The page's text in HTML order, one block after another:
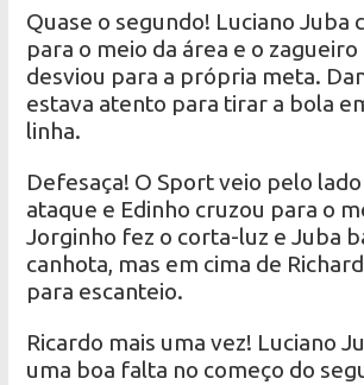
Quase o segundo! Luciano Juba
para o meio da área e o
desviou para a própria meta.
estava atento para tirar a bola
linha.
Defesaça! O Sport veio pelo
ataque e Edinho cruzou para o
Jorginho fez o corta-luz e Juba
canhota, mas em cima de
para escanteio.
Ricardo mais uma vez! Luciano
uma boa falta no começo do